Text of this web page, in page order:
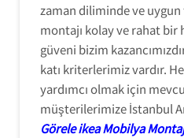
zaman diliminde ve
montajı kolay ve rahat
güveni bizim
katı kriterlerimiz vardır.
yardımcı olmak için
müşterilerimize İstanbul
Görele ikea Mobilya